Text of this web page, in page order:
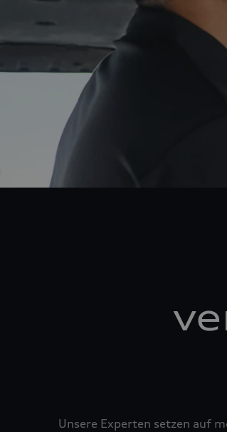
Unsere Experten setzen auf